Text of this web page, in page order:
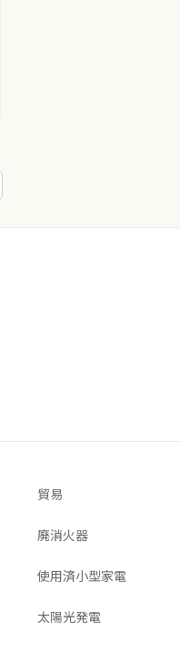
貿易
廃消火器
使用済小型家電
太陽光発電